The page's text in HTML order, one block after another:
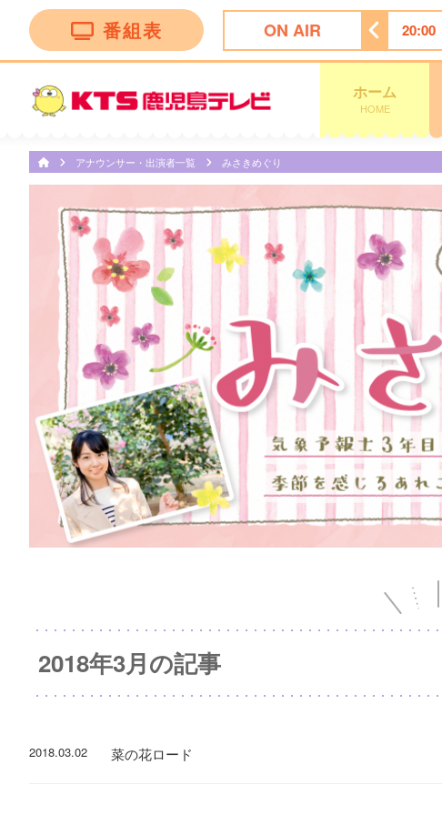
番組表 ON AIR
１部 18:09 ＫＴＳライブニュース 19:00 ＳＴＡＲ 20:00
ホーム
HOME
アナウンサー・出演者一覧 みさきめぐり
2018年3月の記事
2018.03.02 菜の花ロード